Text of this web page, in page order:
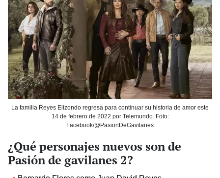
La familia Reyes Elizondo regresa para continuar su historia de amor este
14 de febrero de 2022 por Telemundo. Foto:
Facebook/@PasionDeGavilanes
¿Qué personajes nuevos son de
Pasión de gavilanes 2?